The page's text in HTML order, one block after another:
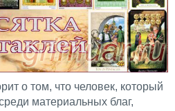
о том, что человек, который
материальных благ,